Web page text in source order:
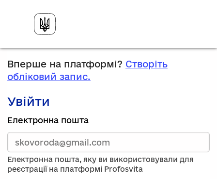
Вперше на платформі? Створіть
обліковий запис.
Увійти
Зареєструйтесь,
використавши
електронну
адресу
та
пароль.
Якщо
Електронна пошта
Електронна пошта, яку ви використовували для
реєстрації на платформі Profosvita